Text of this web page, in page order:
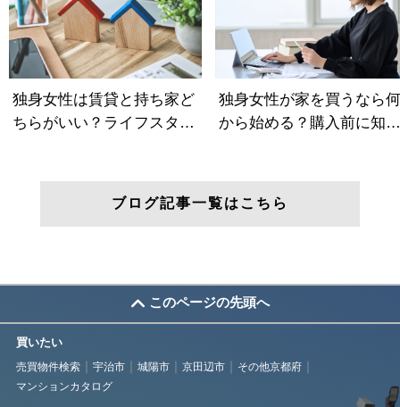
ブログ記事一覧はこちら
このページの先頭へ
買いたい
売買物件検索 宇治市 城陽市 京田辺市
その他京都府
マンションカタログ